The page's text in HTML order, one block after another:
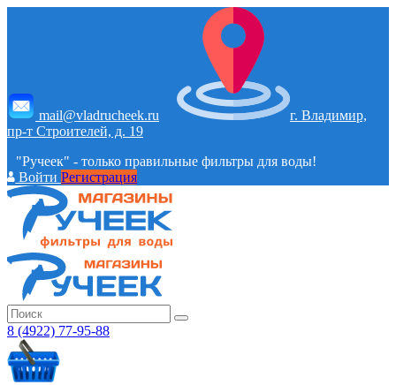
mail@vladrucheek.ru
г. Владимир,
пр-т Строителей, д. 19
"Ручеек" - только правильные фильтры для воды!
ВойтиРегистрация
8 (4922) 77-95-88